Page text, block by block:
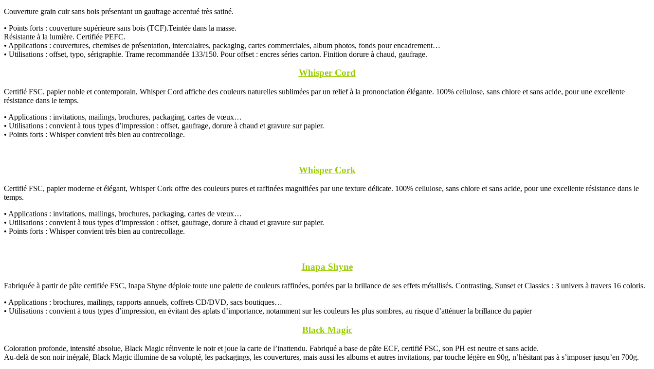
Couverture grain cuir sans bois présentant un gaufrage accentué très satiné.
• Points forts : couverture supérieure sans bois (TCF).Teintée dans la masse.
Résistante à la lumière. Certifiée PEFC.
• Applications : couvertures, chemises de présentation, intercalaires, packaging, cartes commerciales, album photos, fonds pour encadrement…
• Utilisations : offset, typo, sérigraphie. Trame recommandée 133/150. Pour offset : encres séries carton. Finition dorure à chaud, gaufrage.
Whisper Cord
Certifié FSC, papier noble et contemporain, Whisper Cord affiche des couleurs naturelles sublimées par un relief à la prononciation élégante. 100% cellulose, sans chlore et sans acide, pour une excellente
résistance dans le temps.
• Applications : invitations, mailings, brochures, packaging, cartes de vœux…
• Utilisations : convient à tous types d’impression : offset, gaufrage, dorure à chaud et gravure sur papier.
• Points forts : Whisper convient très bien au contrecollage.
Whisper Cork
Certifié FSC, papier moderne et élégant, Whisper Cork offre des couleurs pures et raffinées magnifiées par une texture délicate. 100% cellulose, sans chlore et sans acide, pour une excellente résistance dans le
temps.
• Applications : invitations, mailings, brochures, packaging, cartes de vœux…
• Utilisations : convient à tous types d’impression : offset, gaufrage, dorure à chaud et gravure sur papier.
• Points forts : Whisper convient très bien au contrecollage.
Inapa Shyne
Fabriquée à partir de pâte certifiée FSC, Inapa Shyne déploie toute une palette de couleurs raffinées, portées par la brillance de ses effets métallisés. Contrasting, Sunset et Classics : 3 univers à travers 16 coloris.
• Applications : brochures, mailings, rapports annuels, coffrets CD/DVD, sacs boutiques…
• Utilisations : convient à tous types d’impression, en évitant des aplats d’importance, notamment sur les couleurs les plus sombres, au risque d’atténuer la brillance du papier
Black Magic
Coloration profonde, intensité absolue, Black Magic réinvente le noir et joue la carte de l’inattendu. Fabriqué a base de pâte ECF, certifié FSC, son PH est neutre et sans acide.
Au-delà de son noir inégalé, Black Magic illumine de sa volupté, les packagings, les couvertures, mais aussi les albums et autres invitations, par touche légère en 90g, n’hésitant pas à s’imposer jusqu’en 700g.